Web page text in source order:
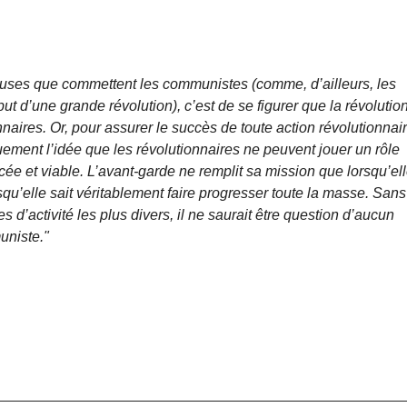
que commettent les communistes (comme, d’ailleurs, les
d’une grande révolution), c’est de se figurer que la
Or, pour assurer le succès de toute action
l’idée que les révolutionnaires ne peuvent jouer un rôle
et viable. L’avant‑garde ne remplit sa mission que
sait véritablement faire progresser toute la masse. Sans
d’activité les plus divers, il ne saurait être question d’aucun